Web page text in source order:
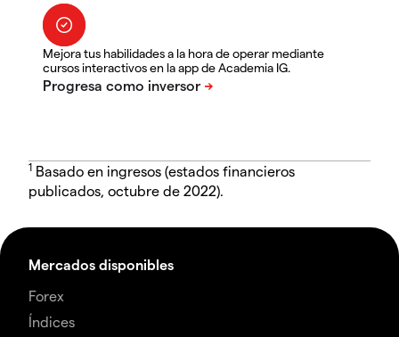
Mejora tus habilidades a la hora de operar mediante
cursos interactivos en la app de Academia IG.
1 Basado en ingresos (estados financieros
publicados, octubre de 2022).
Mercados disponibles
Forex
Índices